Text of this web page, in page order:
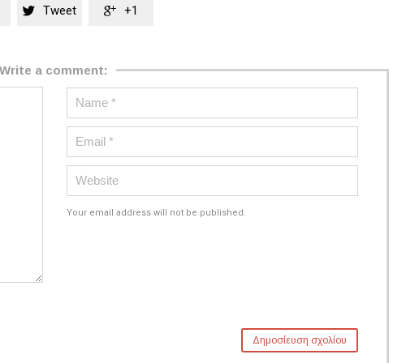
 Tweet  +1
Write a comment:
Your email address will not be published.